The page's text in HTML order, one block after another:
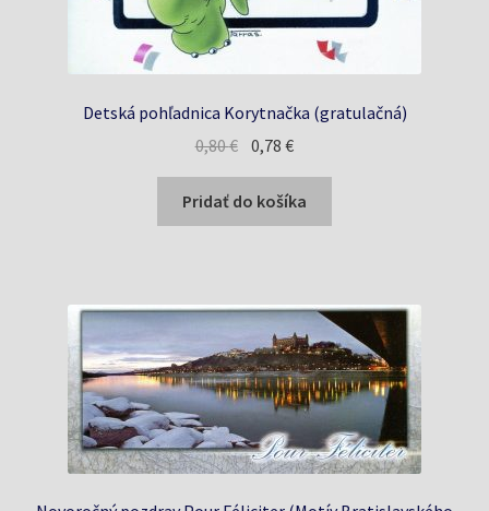
Detská pohľadnica Korytnačka (gratulačná)
0,80€ Pôvodná
cena
bola:
0,80 €.
0,78€Aktuálna
cena
je:
0,78 €.
Pridať do košíka